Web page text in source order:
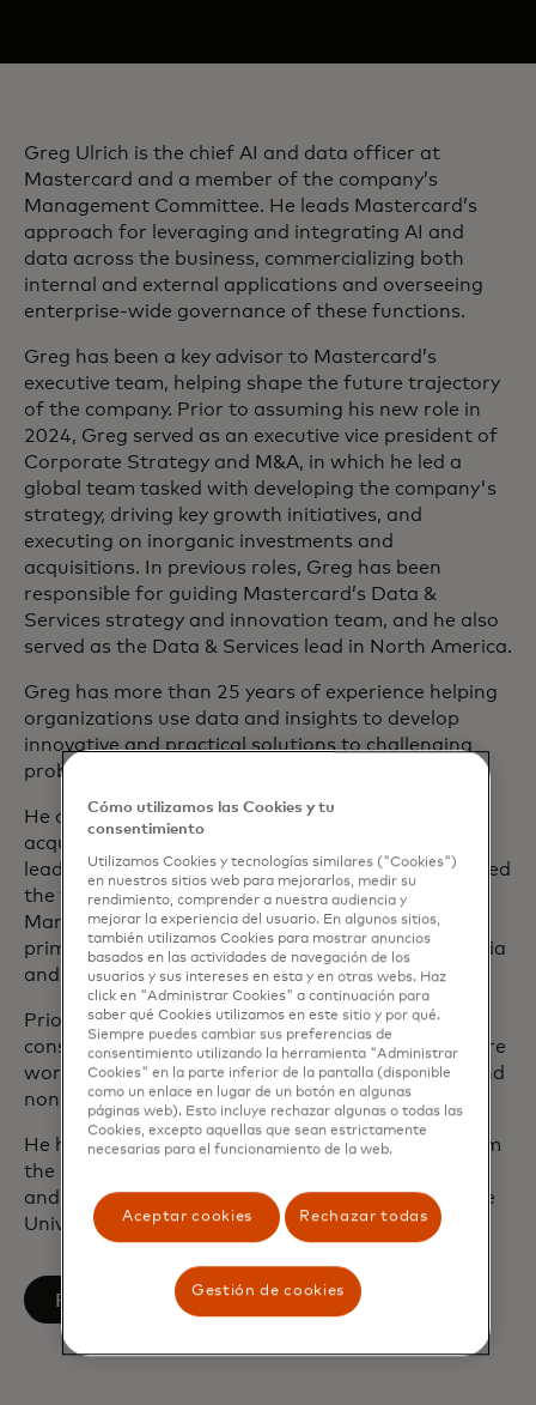
​Greg Ulrich is the chief AI and data officer at
Mastercard and a member of the company’s
Management Committee. He leads Mastercard’s
approach for leveraging and integrating AI and
data across the business, commercializing both
internal and external applications and overseeing
enterprise-wide governance of these functions.
Greg has been a key advisor to Mastercard’s
executive team, helping shape the future trajectory
of the company. Prior to assuming his new role in
2024, Greg served as an executive vice president of
Corporate Strategy and M&A, in which he led a
global team tasked with developing the company's
strategy, driving key growth initiatives, and
executing on inorganic investments and
acquisitions. In previous roles, Greg has been
responsible for guiding Mastercard’s Data &
Services strategy and innovation team, and he also
served as the Data & Services lead in North America.​
Greg has more than 25 years of experience helping
organizations use data and insights to develop
innovative and practical solutions to challenging
problems, maximizing shareholder value.
He originally joined Mastercard in 2015 when it
acquired Applied Predictive Technologies (APT), a
leading cloud-based analytics company. Greg guided
the firm’s Consumer Packaged Goods and
Manufacturing vertical, and also served as the
primary lead for its work in San Francisco, Australia
and New Zealand.
Prior to joining APT, Greg was a management
consultant, initially with Marakon Associates before
working with myriad organizations in the social and
nonprofit sector.
He holds a Master of Business Administration from
the University of Pennsylvania's Wharton School,
and a Bachelor of Science in Economics from Duke
University.
Follow on LinkedIn
se abre en una pestaña nueva
Cómo utilizamos las Cookies y tu
consentimiento
Utilizamos Cookies y tecnologías similares ("Cookies")
en nuestros sitios web para mejorarlos, medir su
rendimiento, comprender a nuestra audiencia y
mejorar la experiencia del usuario. En algunos sitios,
también utilizamos Cookies para mostrar anuncios
basados ​​en las actividades de navegación de los
usuarios y sus intereses en esta y en otras webs. Haz
click en "Administrar Cookies" a continuación para
saber qué Cookies utilizamos en este sitio y por qué.
Siempre puedes cambiar sus preferencias de
consentimiento utilizando la herramienta "Administrar
Cookies" en la parte inferior de la pantalla (disponible
como un enlace en lugar de un botón en algunas
páginas web). Esto incluye rechazar algunas o todas las
Cookies, excepto aquellas que sean estrictamente
necesarias para el funcionamiento de la web.
Aceptar cookies Rechazar todas
Gestión de cookies